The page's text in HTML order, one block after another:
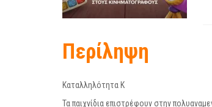
Περίληψη
Καταλληλότητα Κ
Τα παιχνίδια επιστρέφουν στην